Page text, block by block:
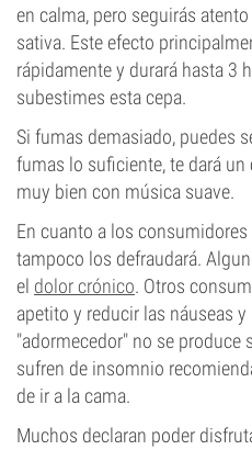
en calma, pero seguirás
sativa. Este efecto
rápidamente y durará hasta 3
subestimes esta cepa.
Si fumas demasiado, puedes
fumas lo suficiente, te dará
muy bien con música suave.
En cuanto a los
tampoco los defraudará.
el dolor crónico. Otros
apetito y reducir las náuseas
"adormecedor" no se produce
sufren de insomnio
de ir a la cama.
Muchos declaran poder